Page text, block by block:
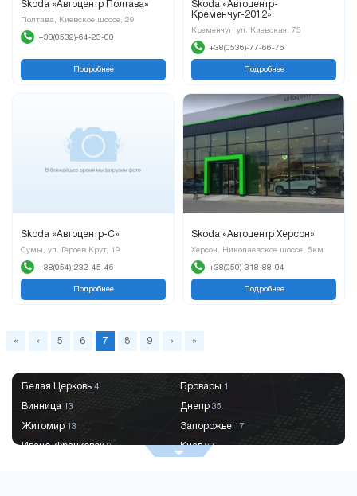
Skoda «Автоцентр Полтава»
Полтава, Киевское шоссе, 29
+38(0532)-64-23-00
Подробнее
Skoda «Автоцентр-
Кременчуг-2012»
Кременчуг, ул. Киевская, 75
+38(0536)-77-66-76
Подробнее
Skoda «Автоцентр-С»
Сумы, ул. Героев Крут, 19
+38(054)-232-45-46
Подробнее
Skoda «Автоцентр Херсон»
Херсон, Николаевское шоссе, 5км
+38(050)-318-88-04
Подробнее
« ‹ 5 6 7 8 9 › »
Белая Церковь 4 Бровары 1
Винница 13 Днепр 35
Житомир 13 Запорожье 17
Ивано-Франковск9 Киев83